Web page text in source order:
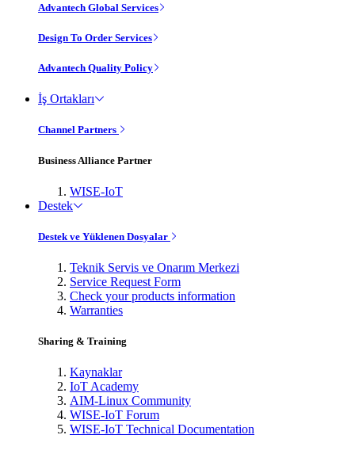
Advantech Global Services
Design To Order Services
Advantech Quality Policy
İş Ortakları
Channel Partners
Business Alliance Partner
WISE-IoT
Destek
Destek ve Yüklenen Dosyalar
Teknik Servis ve Onarım Merkezi
Service Request Form
Check your products information
Warranties
Sharing & Training
Kaynaklar
IoT Academy
AIM-Linux Community
WISE-IoT Forum
WISE-IoT Technical Documentation